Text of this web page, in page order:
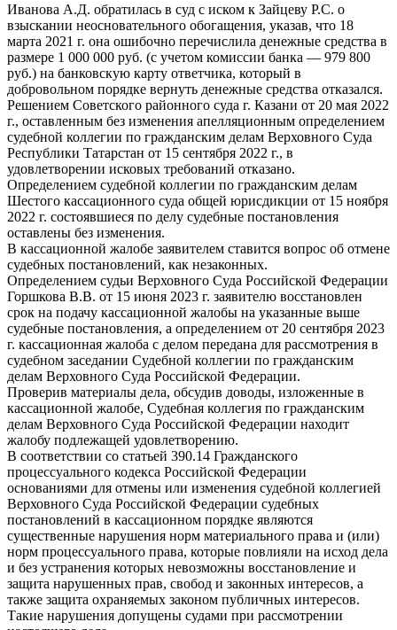
Иванова А.Д. обратилась в суд с иском к Зайцеву Р.С. о
взыскании неосновательного обогащения, указав, что 18
марта 2021 г. она ошибочно перечислила денежные средства в
размере 1 000 000 руб. (с учетом комиссии банка — 979 800
руб.) на банковскую карту ответчика, который в
добровольном порядке вернуть денежные средства отказался.
Решением Советского районного суда г. Казани от 20 мая 2022
г., оставленным без изменения апелляционным определением
судебной коллегии по гражданским делам Верховного Суда
Республики Татарстан от 15 сентября 2022 г., в
удовлетворении исковых требований отказано.
Определением судебной коллегии по гражданским делам
Шестого кассационного суда общей юрисдикции от 15 ноября
2022 г. состоявшиеся по делу судебные постановления
оставлены без изменения.
В кассационной жалобе заявителем ставится вопрос об отмене
судебных постановлений, как незаконных.
Определением судьи Верховного Суда Российской Федерации
Горшкова В.В. от 15 июня 2023 г. заявителю восстановлен
срок на подачу кассационной жалобы на указанные выше
судебные постановления, а определением от 20 сентября 2023
г. кассационная жалоба с делом передана для рассмотрения в
судебном заседании Судебной коллегии по гражданским
делам Верховного Суда Российской Федерации.
Проверив материалы дела, обсудив доводы, изложенные в
кассационной жалобе, Судебная коллегия по гражданским
делам Верховного Суда Российской Федерации находит
жалобу подлежащей удовлетворению.
В соответствии со статьей 390.14 Гражданского
процессуального кодекса Российской Федерации
основаниями для отмены или изменения судебной коллегией
Верховного Суда Российской Федерации судебных
постановлений в кассационном порядке являются
существенные нарушения норм материального права и (или)
норм процессуального права, которые повлияли на исход дела
и без устранения которых невозможны восстановление и
защита нарушенных прав, свобод и законных интересов, а
также защита охраняемых законом публичных интересов.
Такие нарушения допущены судами при рассмотрении